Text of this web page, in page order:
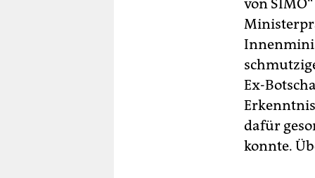
von
Ex-
dafür
konnte.